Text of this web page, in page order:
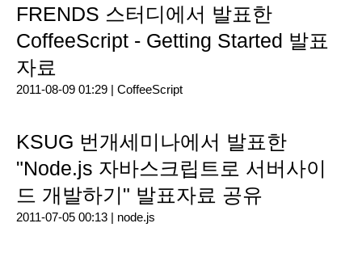
FRENDS 스터디에서 발표한
CoffeeScript - Getting Started 발표
자료
2011-08-09 01:29 | CoffeeScript
KSUG 번개세미나에서 발표한
"Node.js 자바스크립트로 서버사이
드 개발하기" 발표자료 공유
2011-07-05 00:13 | node.js